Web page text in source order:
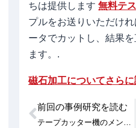
ちは提供します 無料テ
プルをお送りいただけ
ータでカットし、結果
ます。.
磁石加工についてさら
Prev
前回の事例研究を読む
テープカッター機のメンテナンス方法を教えてください。